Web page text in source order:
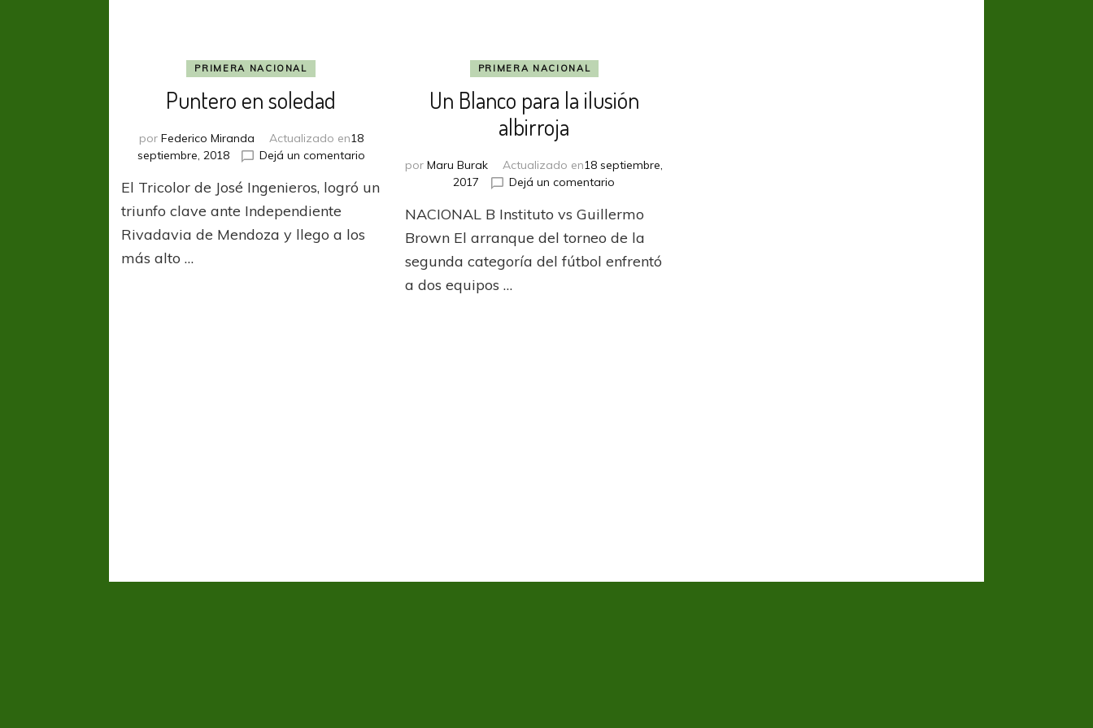
PRIMERA NACIONAL
Puntero en soledad
por Federico Miranda Actualizado en18
septiembre, 2018
Dejá un comentarioen
Puntero
en
El Tricolor de José Ingenieros, logró un
triunfo clave ante Independiente
Rivadavia de Mendoza y llego a los
más alto …
PRIMERA NACIONAL
Un Blanco para la ilusión
albirroja
porMaru Burak Actualizado en18 septiembre,
2017
Dejá un comentario
Blanco
para
ilusión
NACIONAL B Instituto vs Guillermo
Brown El arranque del torneo de la
segunda categoría del fútbol enfrentó
a dos equipos …